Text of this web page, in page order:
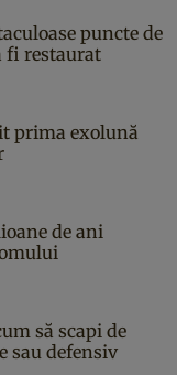
puncte de
fi restaurat
prima exolună
de ani
să scapi de
sau defensiv